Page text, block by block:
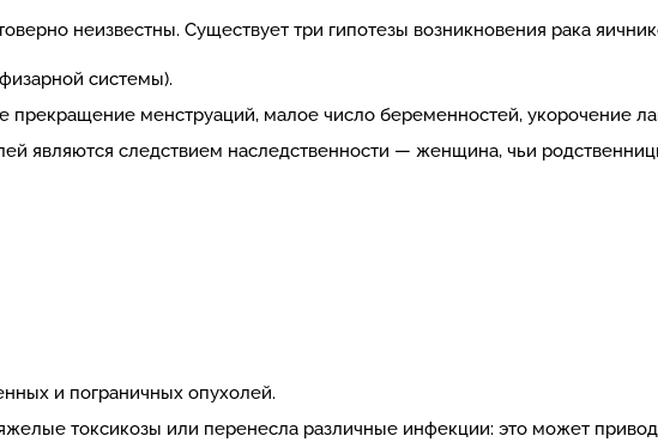
неизвестны. Существует три гипотезы возникновения рака
системы).
менструаций, малое число беременностей, укорочение
являются следствием наследственности — женщина, чьи
и пограничных опухолей.
токсикозы или перенесла различные инфекции: это может